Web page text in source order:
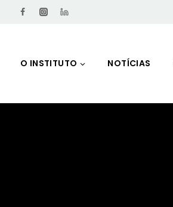
O INSTITUTO NOTÍCIAS